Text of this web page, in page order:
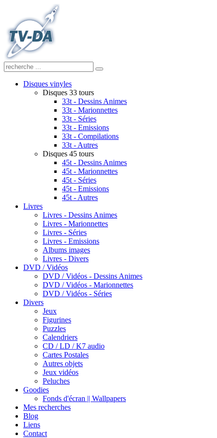
Disques vinyles
Disques 33 tours
33t - Dessins Animes
33t - Marionnettes
33t - Séries
33t - Emissions
33t - Compilations
33t - Autres
Disques 45 tours
45t - Dessins Animes
45t - Marionnettes
45t - Séries
45t - Emissions
45t - Autres
Livres
Livres - Dessins Animes
Livres - Marionnettes
Livres - Séries
Livres - Emissions
Albums images
Livres - Divers
DVD / Vidéos
DVD / Vidéos - Dessins Animes
DVD / Vidéos - Marionnettes
DVD / Vidéos - Séries
Divers
Jeux
Figurines
Puzzles
Calendriers
CD / LD / K7 audio
Cartes Postales
Autres objets
Jeux vidéos
Peluches
Goodies
Fonds d'écran || Wallpapers
Mes recherches
Blog
Liens
Contact